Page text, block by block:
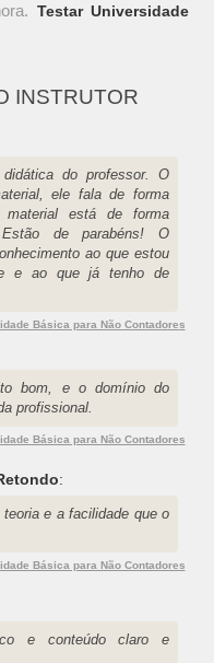
Testar Universidade
INSTRUTOR
do professor. O
ele fala de forma
está de forma
de parabéns! O
ao que estou
e ao que já tenho de
Básica para Não Contadores
bom, e o domínio do
profissional.
Básica para Não Contadores
:
e a facilidade que o
Básica para Não Contadores
e conteúdo claro e